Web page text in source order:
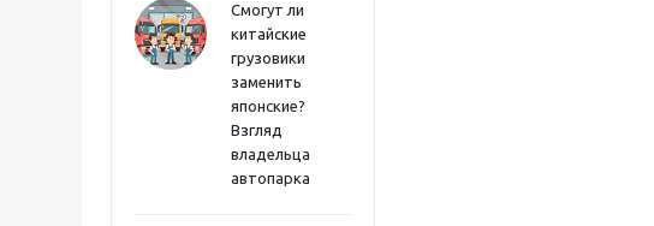
Смогут ли
китайские
грузовики
заменить
японские?
Взгляд
владельца
автопарка